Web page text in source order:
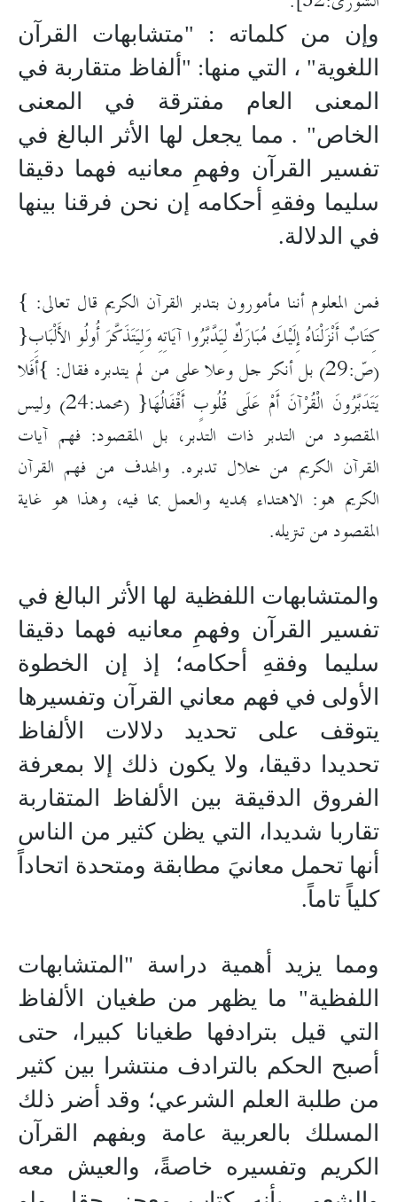
وإن من كلماته : "متشابهات القرآن
اللغوية" ، التي منها: "ألفاظ متقاربة في
المعنى العام مفترقة في المعنى
الخاص" . مما يجعل لها الأثر البالغ في
تفسير القرآن وفهمِ معانيه فهما دقيقا
سليما وفقهِ أحكامه إن نحن فرقنا بينها
في الدلالة.
فمن المعلوم أننا مأمورون بتدبر القرآن الكريم قال تعالى: }
كِتَابٌ أَنْزَلْنَاهُ إِلَيْكَ مُبَارَكٌ لِيَدَّبَّرُوا آيَاتِهِ وَلِيَتَذَكَّرَ أُولُو الأَلْبَابِ{
(صّ:29) بل أنكر جل وعلا على من لم يتدبره فقال: }أَفَلا
يَتَدَبَّرُونَ الْقُرْآنَ أَمْ عَلَى قُلُوبٍ أَقْفَالُهَا{
(محمد:24) وليس
المقصود من التدبر ذات التدبر، بل المقصود: فهم آيات
القرآن الكريم من خلال تدبره. والهدف من فهم القرآن
الكريم هو: الاهتداء بهديه والعمل بما فيه، وهذا هو غاية
المقصود من تنزيله.
والمتشابهات اللفظية لها الأثر البالغ في
تفسير القرآن وفهمِ معانيه فهما دقيقا
سليما وفقهِ أحكامه؛ إذ إن الخطوة
الأولى في فهم معاني القرآن وتفسيرها
يتوقف على تحديد دلالات الألفاظ
تحديدا دقيقا، ولا يكون ذلك إلا بمعرفة
الفروق الدقيقة بين الألفاظ المتقاربة
تقاربا شديدا، التي يظن كثير من الناس
أنها تحمل معانيَ مطابقة ومتحدة اتحاداً
كلياً تاماً.
ومما يزيد أهمية دراسة "المتشابهات
اللفظية" ما يظهر من طغيان الألفاظ
التي قيل بترادفها طغيانا كبيرا، حتى
أصبح الحكم بالترادف منتشرا بين كثير
من طلبة العلم الشرعي؛ وقد أضر ذلك
المسلك بالعربية عامة وبفهم القرآن
الكريم وتفسيره خاصةً، والعيش معه